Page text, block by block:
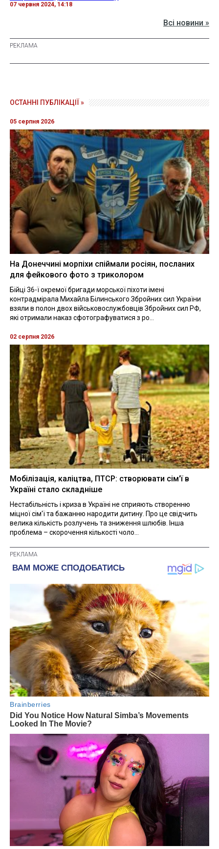
07 червня 2024, 14:18
Всі новини »
ОСТАННІ ПУБЛІКАЦІЇ »
05 серпня 2026
На Донеччині морпіхи спіймали росіян, посланих
для фейкового фото з триколором
Бійці 36-ї окремої бригади морської піхоти імені
контрадмірала Михайла Білинського Збройних сил України
взяли в полон двох військовослужбовців Збройних сил РФ,
які отримали наказ сфотографуватися з ро...
02 серпня 2026
Мобілізація, каліцтва, ПТСР: створювати сім'ї в
Україні стало складніше
Нестабільність і криза в Україні не сприяють створенню
міцної сім'ї та бажанню народити дитину. Про це свідчить
велика кількість розлучень та зниження шлюбів. Інша
проблема – скорочення кількості чоло...